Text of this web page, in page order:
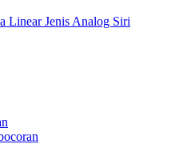
Linear Jenis Analog Siri